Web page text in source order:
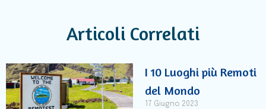
Articoli Correlati
I 10 Luoghi più Remoti
del Mondo
17 Giugno 2023